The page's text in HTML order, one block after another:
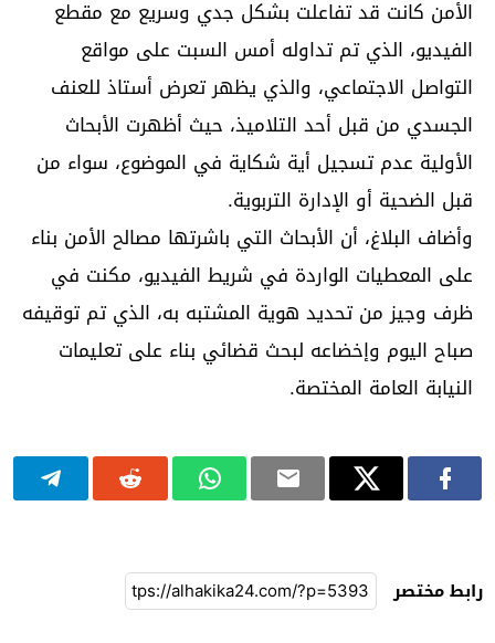
الأمن كانت قد تفاعلت بشكل جدي وسريع مع مقطع
الفيديو، الذي تم تداوله أمس السبت على مواقع
التواصل الاجتماعي، والذي يظهر تعرض أستاذ للعنف
الجسدي من قبل أحد التلاميذ، حيث أظهرت الأبحاث
الأولية عدم تسجيل أية شكاية في الموضوع، سواء من
قبل الضحية أو الإدارة التربوية.
وأضاف البلاغ، أن الأبحاث التي باشرتها مصالح الأمن بناء
على المعطيات الواردة في شريط الفيديو، مكنت في
ظرف وجيز من تحديد هوية المشتبه به، الذي تم توقيفه
صباح اليوم وإخضاعه لبحث قضائي بناء على تعليمات
النيابة العامة المختصة.
رابط مختصر